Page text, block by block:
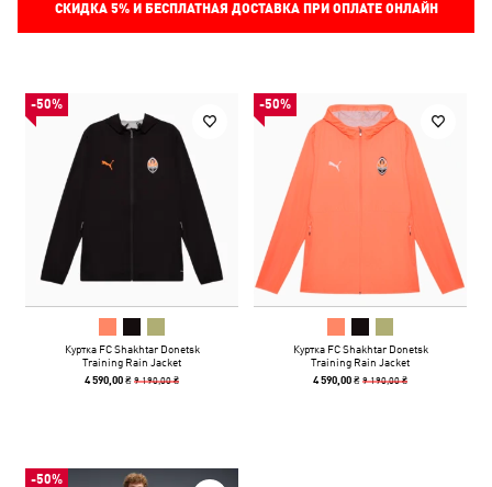
СКИДКА 5%И БЕСПЛАТНАЯ ДОСТАВКА ПРИ ОПЛАТЕ ОНЛАЙН
-50%
Куртка FC Shakhtar Donetsk
Training Rain Jacket
4 590,00 ₴9 190,00 ₴
-50%
Куртка FC Shakhtar Donetsk
Training Rain Jacket
4 590,00 ₴9 190,00 ₴
-50%